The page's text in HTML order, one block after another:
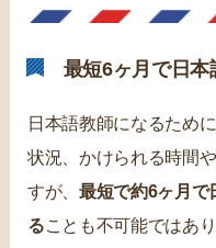
最短6ヶ月で日本
日本語教師になるため
状況、かけられる時間
すが、 最短で約6ヶ月で
ることも不可能ではあり